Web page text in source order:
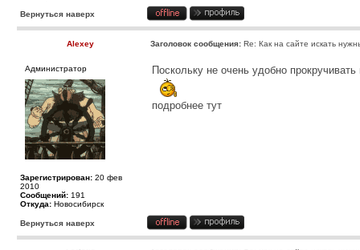
Вернуться наверх
Alexey Заголовок сообщения: Re: Как на сайте искать
Администратор
Зарегистрирован: 20 фев
2010
Сообщений: 191
Откуда: Новосибирск
Поскольку не очень удобно
подробнее тут
Вернуться наверх